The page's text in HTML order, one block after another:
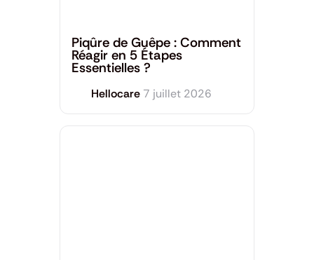
Piqûre de Guêpe : Comment
Réagir en 5 Étapes
Essentielles ?
Hellocare 7 juillet 2026